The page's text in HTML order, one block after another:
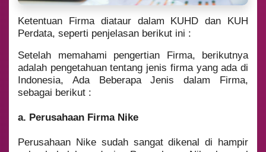
Ketentuan Firma diataur dalam KUHD dan KUH
Perdata, seperti penjelasan berikut ini :
Setelah memahami pengertian Firma, berikutnya
adalah pengetahuan tentang jenis firma yang ada di
Indonesia, Ada Beberapa Jenis dalam Firma,
sebagai berikut :
a. Perusahaan Firma Nike
Perusahaan Nike sudah sangat dikenal di hampir